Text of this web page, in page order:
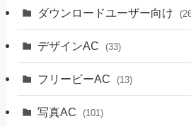
ダウンロードユーザー向け
デザインAC (33)
フリービーAC (13)
写真AC (101)